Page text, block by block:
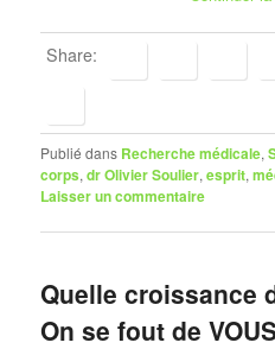
Share:
Publié dans Recherche médicale,
corps,dr Olivier Soulier,esprit,
Laisser un commentaire
Quelle croissance
On se fout de